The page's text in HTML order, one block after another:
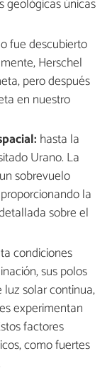
geológicas únicas
fue descubierto
Herschel
pero después
en nuestro
hasta la
Urano. La
sobrevuelo
la
sobre el
condiciones
sus polos
solar continua,
experimentan
factores
como fuertes